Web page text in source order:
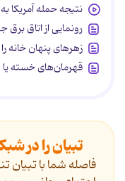
نتیجه حمله آمریکا
رونمایی از اتاق برق
زهرهای پنهان خانه
قهرمان‌های خسته یا
تبیان را در
فاصله شما با